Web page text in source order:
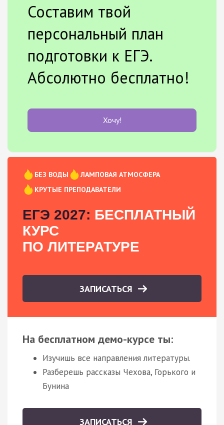
Составим твой
персональный план
подготовки к ЕГЭ.
Абсолютно бесплатно!
Хочу!
БЕЗ ВОДЫ
ЛАМПОВАЯ АТМОСФЕРА
КРУТЫЕ ПРЕПОДАВАТЕЛИ
ЕГЭ 2027: БЕСПЛАТНЫЙ
КУРС
ПО ЛИТЕРАТУРЕ
ЗАПИСАТЬСЯ
На бесплатном демо-курсе ты:
Изучишь все направления литературы.
Разберешь рассказы Чехова, Горького и
Бунина
ЗАПИСАТЬСЯ